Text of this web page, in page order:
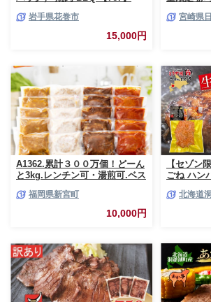
岩手県花巻市
15,000円
空パック
すめ お
豚丼 豚し
贈答 プレ
崎県 日南
宮崎県
A1362.累計３００万個！どーん
と3kg.レンチン可・湯煎可.ベス
【150g×20個】【訳あり】【北
海道・沖縄・離島へ配送不可】
福岡県新宮町
10,000円
【セゾン
ごね ハン
肉屋 手作
おかず
お取り寄
北海道